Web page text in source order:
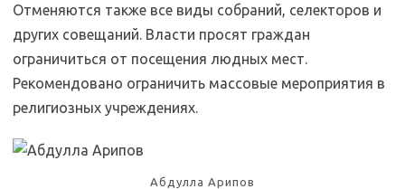
Отменяются также все виды собраний, селекторов и
других совещаний. Власти просят граждан
ограничиться от посещения людных мест.
Рекомендовано ограничить массовые мероприятия в
религиозных учреждениях.
Абдулла Арипов